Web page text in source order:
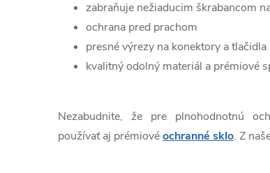
zabraňuje nežiaducim škrabancom
ochrana pred prachom
presné výrezy na konektory a tlačidla
kvalitný odolný materiál a prémiové
Nezabudnite, že pre plnohodnotnú
používať aj prémiovéochranné sklo. Z